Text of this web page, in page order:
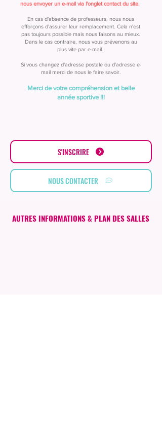
nous envoyer un e-mail via l'onglet contact du site.
En cas d'absence de professeurs, nous nous
efforçons d'assurer leur remplacement. Cela n'est
pas toujours possible mais nous faisons au mieux.
Dans le cas contraire, nous vous prévenons au
plus vite par e-mail.
Si vous changez d'adresse postale ou d'adresse e-
mail merci de nous le faire savoir.
Merci de votre compréhension et belle
année sportive !!!
S'INSCRIRE
NOUS CONTACTER
AUTRES INFORMATIONS & PLAN DES SALLES